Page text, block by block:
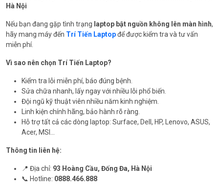
Hà Nội
Nếu bạn đang gặp tình trạng laptop bật nguồn không lên màn hình,
hãy mang máy đến Trí Tiến Laptopđể được kiểm tra và tư vấn
miễn phí.
Vì sao nên chọn Trí Tiến Laptop?
Kiểm tra lỗi miễn phí, báo đúng bệnh.
Sửa chữa nhanh, lấy ngay với nhiều lỗi phổ biến.
Đội ngũ kỹ thuật viên nhiều năm kinh nghiệm.
Linh kiện chính hãng, bảo hành rõ ràng.
Hỗ trợ tất cả các dòng laptop: Surface, Dell, HP, Lenovo, ASUS,
Acer, MSI…
Thông tin liên hệ:
📍 Địa chỉ: 93 Hoàng Cầu, Đống Đa, Hà Nội
📞 Hotline: 0888.466.888